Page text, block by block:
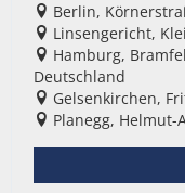
Berlin,
Linsengericht,
Hamburg,
Deutschland
Gelsenkirchen,
Planegg,